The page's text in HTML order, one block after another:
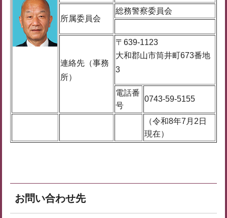
所属委員会
総務警察委員会
連絡先（事務
所）
〒639-1123
大和郡山市筒井町673番地
3
電話番
号
0743-59-5155
（令和8年7月2日
現在）
お問い合わせ先